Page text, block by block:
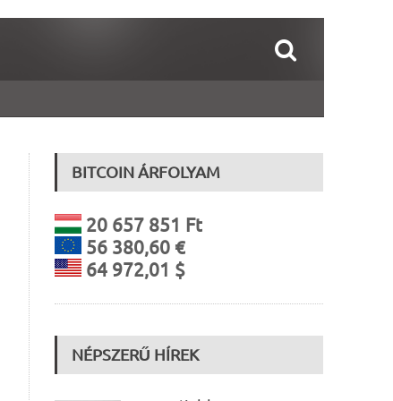
BITCOIN ÁRFOLYAM
20 657 851 Ft
56 380,60 €
64 972,01 $
NÉPSZERŰ HÍREK